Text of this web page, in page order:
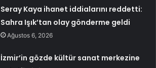
Seray Kaya ihanet iddialarını reddetti:
Sahra Işık’tan olay gönderme geldi
Ağustos 6, 2026
İzmir’in gözde kültür sanat merkezine